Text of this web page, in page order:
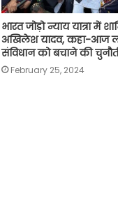
भारत जोड़ो न्याय यात्रा में
अखिलेश यादव, कहा-आज
संविधान को बचाने की
February 25, 2024